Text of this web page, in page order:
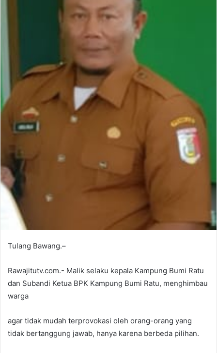
Tulang Bawang.–
Rawajitutv.com.- Malik selaku kepala Kampung Bumi Ratu
dan Subandi Ketua BPK Kampung Bumi Ratu, menghimbau
warga
agar tidak mudah terprovokasi oleh orang-orang yang
tidak bertanggung jawab, hanya karena berbeda pilihan.